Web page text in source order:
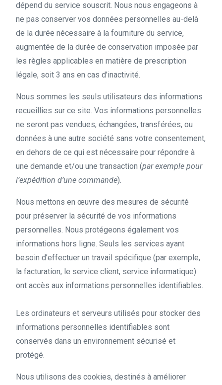
dépend du service souscrit. Nous nous engageons à
ne pas conserver vos données personnelles au-delà
de la durée nécessaire à la fourniture du service,
augmentée de la durée de conservation imposée par
les règles applicables en matière de prescription
légale, soit 3 ans en cas d’inactivité.
Nous sommes les seuls utilisateurs des informations
recueillies sur ce site. Vos informations personnelles
ne seront pas vendues, échangées, transférées, ou
données à une autre société sans votre consentement,
en dehors de ce qui est nécessaire pour répondre à
une demande et/ou une transaction (par exemple pour
l’expédition d’une commande).
Nous mettons en œuvre des mesures de sécurité
pour préserver la sécurité de vos informations
personnelles. Nous protégeons également vos
informations hors ligne. Seuls les services ayant
besoin d’effectuer un travail spécifique (par exemple,
la facturation, le service client, service informatique)
ont accès aux informations personnelles identifiables.
Les ordinateurs et serveurs utilisés pour stocker des
informations personnelles identifiables sont
conservés dans un environnement sécurisé et
protégé.
Nous utilisons des cookies, destinés à améliorer